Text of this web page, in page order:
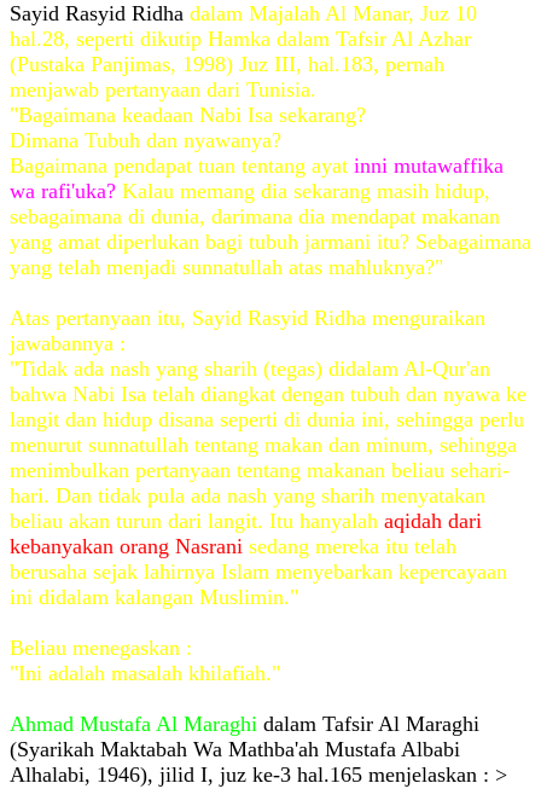
Sayid Rasyid Ridha dalam Majalah Al Manar, Juz 10
hal.28, seperti dikutip Hamka dalam Tafsir Al Azhar
(Pustaka Panjimas, 1998) Juz III, hal.183, pernah
menjawab pertanyaan dari Tunisia.
"Bagaimana keadaan Nabi Isa sekarang?
Dimana Tubuh dan nyawanya?
Bagaimana pendapat tuan tentang ayat inni mutawaffika
wa rafi'uka? Kalau memang dia sekarang masih hidup,
sebagaimana di dunia, darimana dia mendapat makanan
yang amat diperlukan bagi tubuh jarmani itu? Sebagaimana
yang telah menjadi sunnatullah atas mahluknya?"
Atas pertanyaan itu, Sayid Rasyid Ridha menguraikan
jawabannya :
"Tidak ada nash yang sharih (tegas) didalam Al-Qur'an
bahwa Nabi Isa telah diangkat dengan tubuh dan nyawa ke
langit dan hidup disana seperti di dunia ini, sehingga perlu
menurut sunnatullah tentang makan dan minum, sehingga
menimbulkan pertanyaan tentang makanan beliau sehari-
hari. Dan tidak pula ada nash yang sharih menyatakan
beliau akan turun dari langit. Itu hanyalah aqidah dari
kebanyakan orang Nasrani sedang mereka itu telah
berusaha sejak lahirnya Islam menyebarkan kepercayaan
ini didalam kalangan Muslimin."
Beliau menegaskan :
"Ini adalah masalah khilafiah."
Ahmad Mustafa Al Maraghi dalam Tafsir Al Maraghi
(Syarikah Maktabah Wa Mathba'ah Mustafa Albabi
Alhalabi, 1946), jilid I, juz ke-3 hal.165 menjelaskan : >